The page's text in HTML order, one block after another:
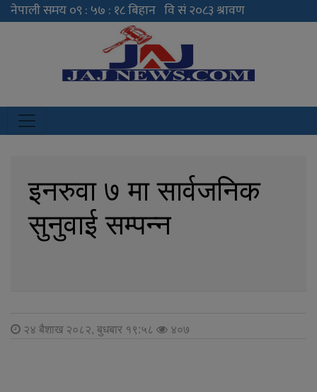
इनरुवा ७ मा सार्वजनिक
सुनुवाई सम्पन्न
२४ बैशाख २०८२, बुधबार १९:५८ ४०७